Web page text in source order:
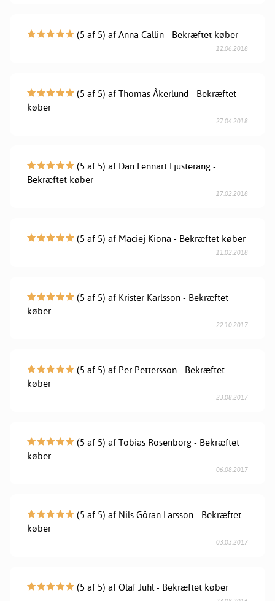
(5 af 5) af Anna Callin - Bekræftet køber
12.06.2018
(5 af 5) af Thomas Åkerlund - Bekræftet
køber
27.04.2018
(5 af 5) af Dan Lennart Ljusteräng -
Bekræftet køber
17.02.2018
(5 af 5) af Maciej Kiona - Bekræftet køber
11.02.2018
(5 af 5) af Krister Karlsson - Bekræftet
køber
22.10.2017
(5 af 5) af Per Pettersson - Bekræftet
køber
23.08.2017
(5 af 5) af Tobias Rosenborg - Bekræftet
køber
06.08.2017
(5 af 5) af Nils Göran Larsson - Bekræftet
køber
03.03.2017
(5 af 5) af Olaf Juhl - Bekræftet køber